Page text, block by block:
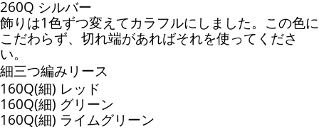
260Q シルバー
飾りは1色ずつ変えてカラフルにしました。この色に
こだわらず、切れ端があればそれを使ってくださ
い。
細三つ編みリース
160Q(細) レッド
160Q(細) グリーン
160Q(細) ライムグリーン